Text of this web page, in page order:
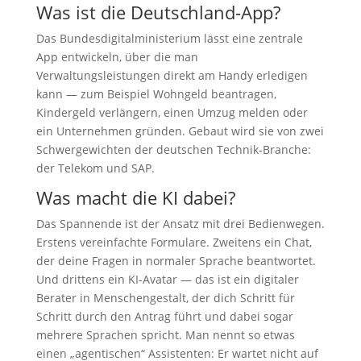
Was ist die Deutschland-App?
Das Bundesdigitalministerium lässt eine zentrale
App entwickeln, über die man
Verwaltungsleistungen direkt am Handy erledigen
kann — zum Beispiel Wohngeld beantragen,
Kindergeld verlängern, einen Umzug melden oder
ein Unternehmen gründen. Gebaut wird sie von zwei
Schwergewichten der deutschen Technik-Branche:
der Telekom und SAP.
Was macht die KI dabei?
Das Spannende ist der Ansatz mit drei Bedienwegen.
Erstens vereinfachte Formulare. Zweitens ein Chat,
der deine Fragen in normaler Sprache beantwortet.
Und drittens ein KI-Avatar — das ist ein digitaler
Berater in Menschengestalt, der dich Schritt für
Schritt durch den Antrag führt und dabei sogar
mehrere Sprachen spricht. Man nennt so etwas
einen „agentischen“ Assistenten: Er wartet nicht auf